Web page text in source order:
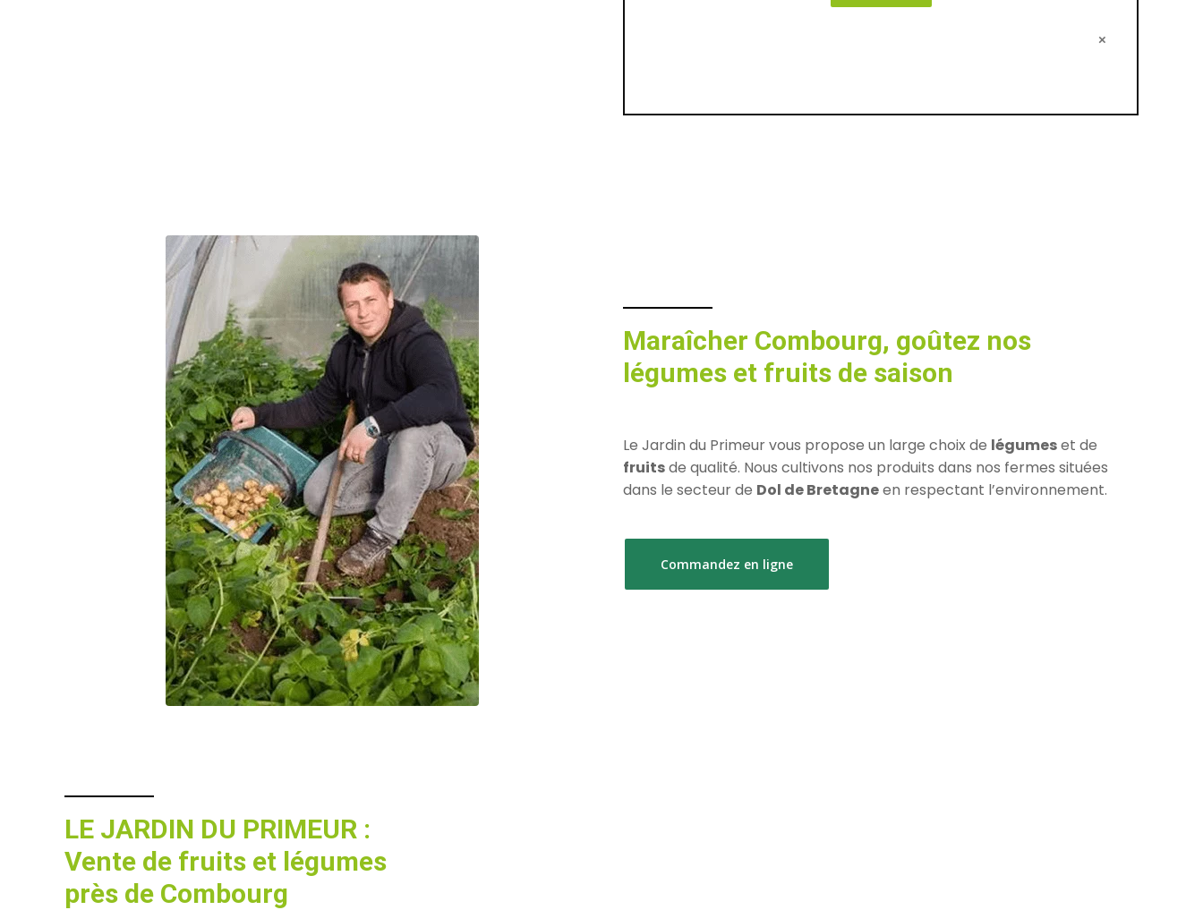
×
Maraîcher Combourg, goûtez nos
légumes et fruits de saison
Le Jardin du Primeur vous propose un large choix de légumeset de
fruitsde qualité. Nous cultivons nos produits dans nos fermes situées
dans le secteur de Dol de Bretagneen respectant l’environnement.
Commandez en ligne
LE JARDIN DU PRIMEUR :
Vente de fruits et légumes
près de Combourg